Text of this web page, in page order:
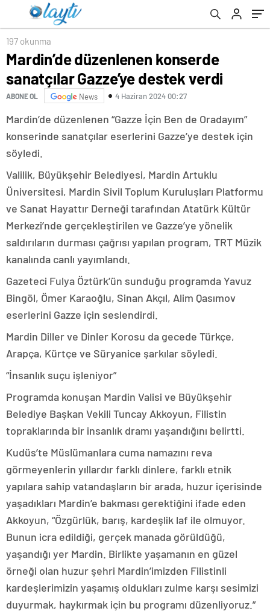
197 okunma
Mardin’de düzenlenen konserde
sanatçılar Gazze’ye destek verdi
ABONE OL News 4 Haziran 2024 00:27
Mardin’de düzenlenen “Gazze İçin Ben de Oradayım”
konserinde sanatçılar eserlerini Gazze’ye destek için
söyledi.
Valilik, Büyükşehir Belediyesi, Mardin Artuklu
Üniversitesi, Mardin Sivil Toplum Kuruluşları Platformu
ve Sanat Hayattır Derneği tarafından Atatürk Kültür
Merkezi’nde gerçekleştirilen ve Gazze’ye yönelik
saldırıların durması çağrısı yapılan program, TRT Müzik
kanalında canlı yayımlandı.
Gazeteci Fulya Öztürk’ün sunduğu programda Yavuz
Bingöl, Ömer Karaoğlu, Sinan Akçıl, Alim Qasımov
eserlerini Gazze için seslendirdi.
Mardin Diller ve Dinler Korosu da gecede Türkçe,
Arapça, Kürtçe ve Süryanice şarkılar söyledi.
“İnsanlık suçu işleniyor”
Programda konuşan Mardin Valisi ve Büyükşehir
Belediye Başkan Vekili Tuncay Akkoyun, Filistin
topraklarında bir insanlık dramı yaşandığını belirtti.
Kudüs’te Müslümanlara cuma namazını reva
görmeyenlerin yıllardır farklı dinlere, farklı etnik
yapılara sahip vatandaşların bir arada, huzur içerisinde
yaşadıkları Mardin’e bakması gerektiğini ifade eden
Akkoyun, “Özgürlük, barış, kardeşlik laf ile olmuyor.
Bunun icra edildiği, gerçek manada görüldüğü,
yaşandığı yer Mardin. Birlikte yaşamanın en güzel
örneği olan huzur şehri Mardin’imizden Filistinli
kardeşlerimizin yaşamış oldukları zulme karşı sesimizi
duyurmak, haykırmak için bu programı düzenliyoruz.”